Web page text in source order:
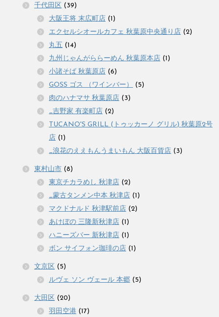
千代田区 (39)
大阪王将 末広町店 (1)
エクセルシオールカフェ 秋葉原中央通り店 (2)
丸五 (14)
九州じゃんがららーめん 秋葉原本店 (1)
小諸そば 秋葉原店 (6)
GOSS ゴス （ワインバー）
(5)
肉のハナマサ 秋葉原店 (3)
_吉野家 有楽町店 (2)
TUCANO'S GRILL (トゥッカーノ グリル) 秋葉原2号
店 (1)
_浪花のええもんうまいもん 大阪百貨店 (3)
東村山市 (8)
東京チカラめし 秋津店 (2)
_蒙古タンメン中本 秋津店 (1)
マクドナルド 秋津駅前店 (2)
あけぼの 三隆新秋津店 (1)
ハニーズバー 新秋津店 (1)
ボン サイフォン珈琲の店 (1)
文京区 (5)
ルヴェ ソン ヴェール 本郷 (5)
大田区 (20)
羽田空港 (17)